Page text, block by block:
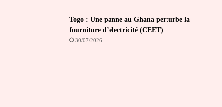
Togo : Une panne au Ghana perturbe la
fourniture d’électricité (CEET)
30/07/2026